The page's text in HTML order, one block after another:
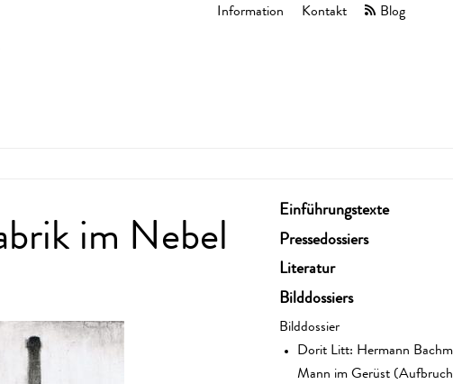
Information Kontakt Blog
Einführungstexte
Pressedossiers
Literatur
Bilddossiers
Bilddossier
Dorit Litt: Hermann
Mann im Gerüst
im Nebel